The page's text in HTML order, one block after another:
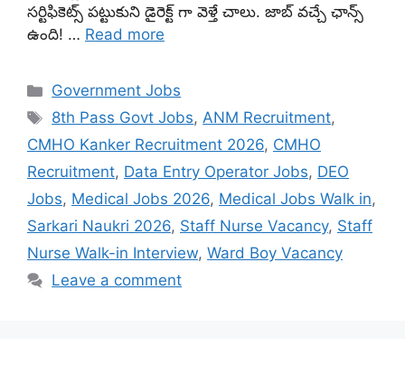
సర్టిఫికెట్స్ పట్టుకుని డైరెక్ట్ గా వెళ్తే చాలు. జాబ్ వచ్చే ఛాన్స్
ఉంది! … Read more
Categories
Government Jobs
Tags
8th Pass Govt Jobs,ANM Recruitment,
CMHO Kanker Recruitment 2026, CMHO
Recruitment, Data Entry Operator Jobs, DEO
Jobs, Medical Jobs 2026, Medical Jobs Walk in,
Sarkari Naukri 2026, Staff Nurse Vacancy, Staff
Nurse Walk-in Interview, Ward Boy Vacancy
Leave a comment